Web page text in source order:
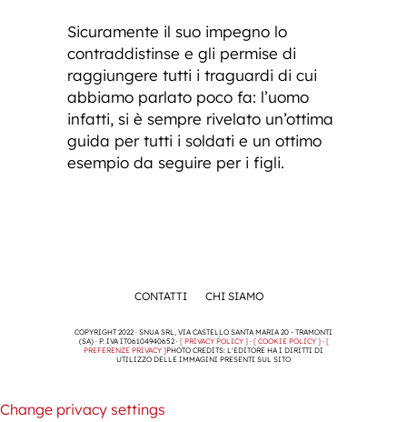
Sicuramente il suo impegno lo
contraddistinse e gli permise di
raggiungere tutti i traguardi di cui
abbiamo parlato poco fa: l’uomo
infatti, si è sempre rivelato un’ottima
guida per tutti i soldati e un ottimo
esempio da seguire per i figli.
CONTATTI CHI SIAMO
COPYRIGHT 2022 · SNUA SRL, VIA CASTELLO SANTA MARIA 20 - TRAMONTI
(SA) · P. IVA IT06104940652 · [ PRIVACY POLICY ]· [ COOKIE POLICY ]· [
PREFERENZE PRIVACY ]PHOTO CREDITS: L'EDITORE HA I DIRITTI DI
UTILIZZO DELLE IMMAGINI PRESENTI SUL SITO
Change privacy settings